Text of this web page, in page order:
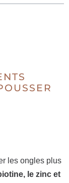
les ongles plus
le zinc et